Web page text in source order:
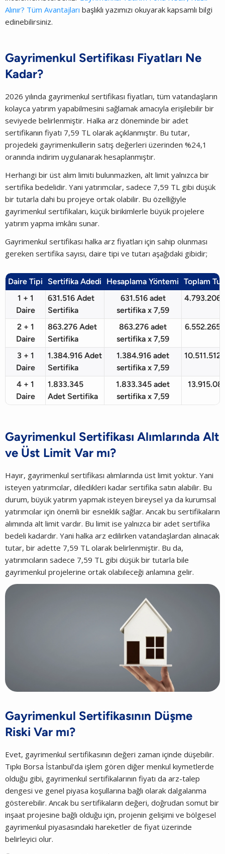
Alınır? Tüm Avantajları başlıklı yazımızı okuyarak kapsamlı bilgi
edinebilirsiniz.
Gayrimenkul Sertifikası Fiyatları Ne
Kadar?
2026 yılında gayrimenkul sertifikası fiyatları, tüm vatandaşların
kolayca yatırım yapabilmesini sağlamak amacıyla erişilebilir bir
seviyede belirlenmiştir. Halka arz döneminde bir adet
sertifikanın fiyatı 7,59 TL olarak açıklanmıştır. Bu tutar,
projedeki gayrimenkullerin satış değerleri üzerinden %24,1
oranında indirim uygulanarak hesaplanmıştır.
Herhangi bir üst alım limiti bulunmazken, alt limit yalnızca bir
sertifika bedelidir. Yani yatırımcılar, sadece 7,59 TL gibi düşük
bir tutarla dahi bu projeye ortak olabilir. Bu özelliğiyle
gayrimenkul sertifikaları, küçük birikimlerle büyük projelere
yatırım yapma imkânı sunar.
Gayrimenkul sertifikası halka arz fiyatları için sahip olunması
gereken sertifika sayısı, daire tipi ve tutarı aşağıdaki gibidir;
Daire Tipi Sertifika Adedi Hesaplama Yöntemi Toplam
1 + 1
Daire
631.516 Adet
Sertifika
631.516 adet
sertifika x 7,59
4.793.206
2 + 1
Daire
863.276 Adet
Sertifika
863.276 adet
sertifika x 7,59
6.552.265
3 + 1
Daire
1.384.916 Adet
Sertifika
1.384.916 adet
sertifika x 7,59
10.511.512
4 + 1
Daire
1.833.345
Adet Sertifika
1.833.345 adet
sertifika x 7,59
Gayrimenkul Sertifikası Alımlarında Alt
ve Üst Limit Var mı?
Hayır, gayrimenkul sertifikası alımlarında üst limit yoktur. Yani
isteyen yatırımcılar, diledikleri kadar sertifika satın alabilir. Bu
durum, büyük yatırım yapmak isteyen bireysel ya da kurumsal
yatırımcılar için önemli bir esneklik sağlar. Ancak bu sertifikaların
alımında alt limit vardır. Bu limit ise yalnızca bir adet sertifika
bedeli kadardır. Yani halka arz edilirken vatandaşlardan alınacak
tutar, bir adette 7,59 TL olarak belirlenmiştir. Bu da,
yatırımcıların sadece 7,59 TL gibi düşük bir tutarla bile
gayrimenkul projelerine ortak olabileceği anlamına gelir.
Gayrimenkul Sertifikasının Düşme
Riski Var mı?
Evet, gayrimenkul sertifikasının değeri zaman içinde düşebilir.
Tıpkı Borsa İstanbul’da işlem gören diğer menkul kıymetlerde
olduğu gibi, gayrimenkul sertifikalarının fiyatı da arz-talep
dengesi ve genel piyasa koşullarına bağlı olarak dalgalanma
gösterebilir. Ancak bu sertifikaların değeri, doğrudan somut bir
inşaat projesine bağlı olduğu için, projenin gelişimi ve bölgesel
gayrimenkul piyasasındaki hareketler de fiyat üzerinde
belirleyici olur.